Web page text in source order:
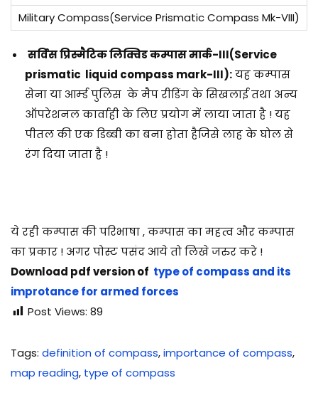
Military Compass(Service Prismatic Compass Mk-VIII)
सर्विस प्रिस्मैटिक लिक्विड कम्पास मार्क-III(Service
prismatic liquid compass mark-III):यह कम्पास
सेना या आर्म्ड पुलिस के मैप रीडिंग के सिखलाई तथा अन्य
ऑपरेशनल कार्वाही के लिए प्रयोग में लाया जाता है ! यह
पीतल की एक डिब्बी का बना होता हैजिसे लाह के घोल से
रंग दिया जाता है !
ये रही कम्पास की परिभाषा , कम्पास का महत्व और कम्पास
का प्रकार ! अगर पोस्ट पसंद आये तो लिखे जरुर करे !
Download pdf version of type of compass and its
improtance for armed forces
Post Views: 89
Tags: definition of compass,importance of compass,
map reading, type of compass